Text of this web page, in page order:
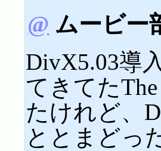
@ ムービー
DivX5.03導
てきてた
たけれど、
ととまどっ